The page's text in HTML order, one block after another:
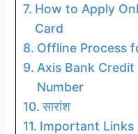
How to Apply
Card
Offline Process
Axis Bank
Number
सारांश
Important Links